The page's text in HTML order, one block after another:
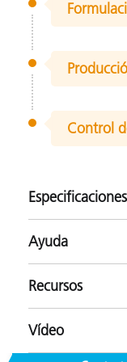
Control
Especificaciones
Utilice
Impresión
Ayuda
Software
Recursos
Vídeo